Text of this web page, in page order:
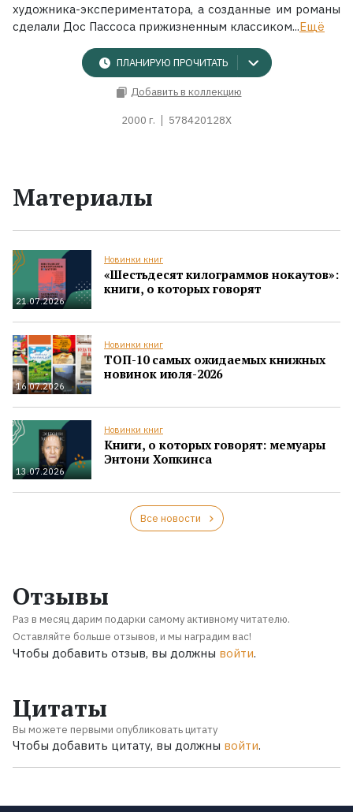
художника-экспериментатора, а созданные им романы
сделали Дос Пассоса прижизненным классиком...Ещё
ПЛАНИРУЮ ПРОЧИТАТЬ
Добавить в коллекцию
2000 г. 578420128X
Материалы
21.07.2026
Новинки книг
«Шестьдесят килограммов нокаутов»:
книги, о которых говорят
16.07.2026
Новинки книг
ТОП-10 самых ожидаемых книжных
новинок июля-2026
13.07.2026
Новинки книг
Книги, о которых говорят: мемуары
Энтони Хопкинса
Все новости
Отзывы
Раз в месяц дарим подарки самому активному читателю.
Оставляйте больше отзывов, и мы наградим вас!
Чтобы добавить отзыв, вы должны войти.
Цитаты
Вы можете первыми опубликовать цитату
Чтобы добавить цитату, вы должны войти.